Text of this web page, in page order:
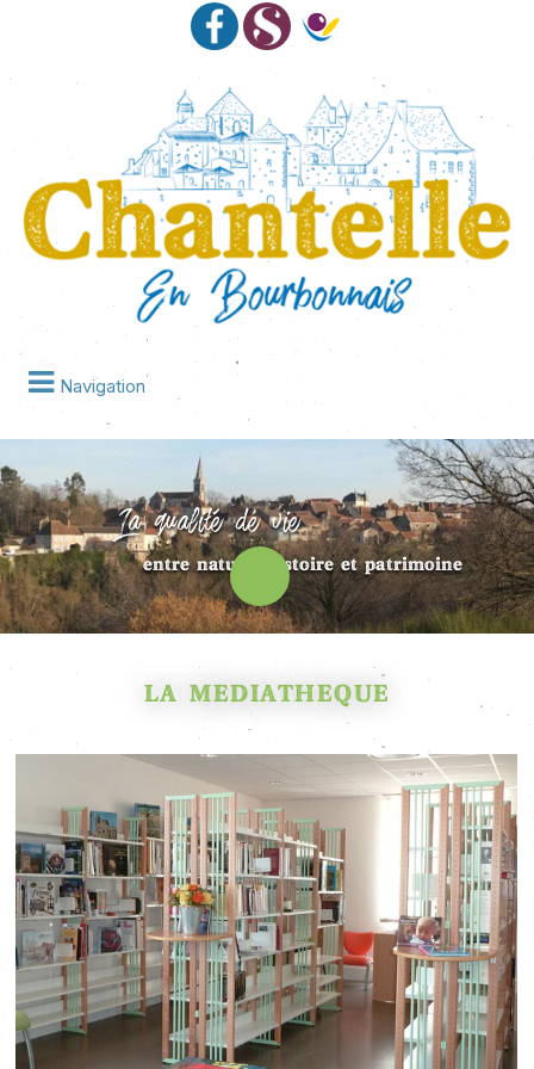
Navigation
La qualité de vie
entre nature, histoire et patrimoine
LA MÉDIATHÈQUE